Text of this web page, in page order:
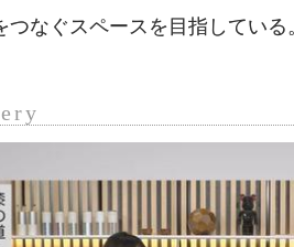
つなぐスペースを目指している